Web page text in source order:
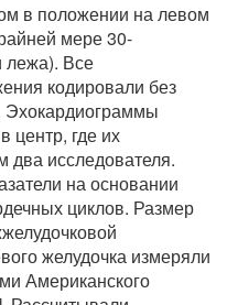
в положении на левом
мере 30-
лежа). Все
кодировали без
Эхокардиограммы
центр, где их
исследователя.
на основании
циклов. Размер
желудочка измеряли
Американского